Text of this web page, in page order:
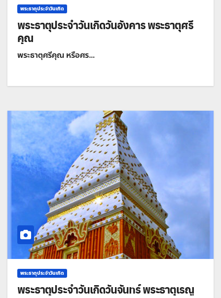
พระธาตุประจำวันเกิด
พระธาตุประจำวันเกิดวันอังคาร พระธาตุศรี
คุณ
พระธาตุศรีคุณ หรือศร…
พระธาตุประจำวันเกิด
พระธาตุประจำวันเกิดวันจันทร์ พระธาตุเรณู